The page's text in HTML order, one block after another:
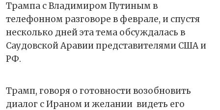
Трампа с Владимиром Путиным в
телефонном разговоре в феврале, и спустя
несколько дней эта тема обсуждалась в
Саудовской Аравии представителями США и
РФ.
Трамп, говоря о готовности возобновить
диалог с Ираном и желании видеть его